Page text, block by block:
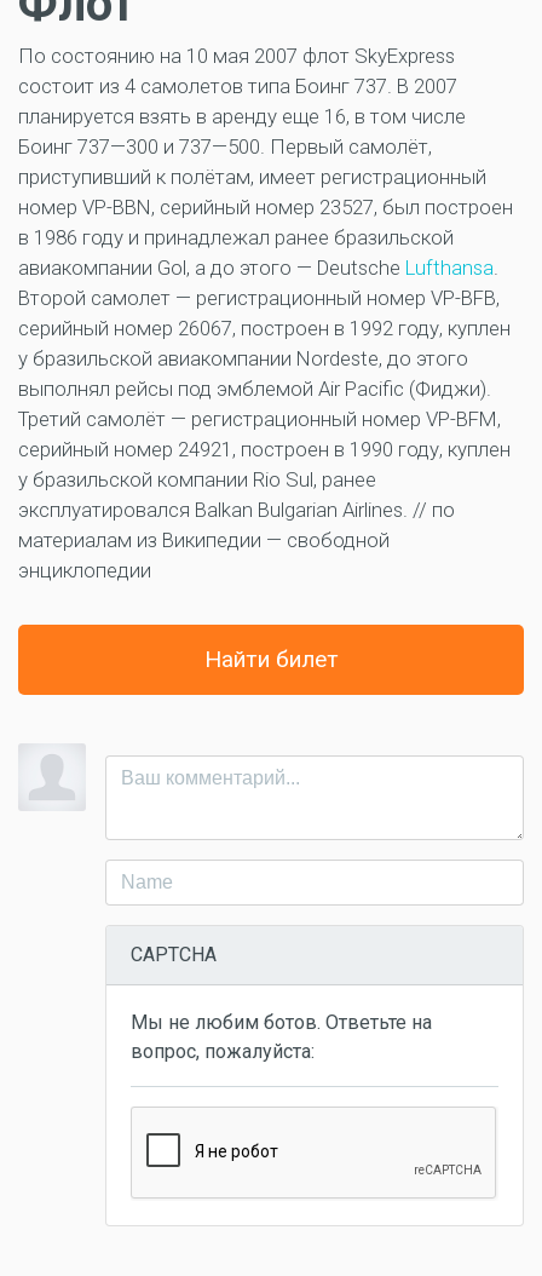
По состоянию на 10 мая 2007 флот SkyExpress
состоит из 4 самолетов типа Боинг 737. В 2007
планируется взять в аренду еще 16, в том числе
Боинг 737—300 и 737—500. Первый самолёт,
приступивший к полётам, имеет регистрационный
номер VP-BBN, серийный номер 23527, был построен
в 1986 году и принадлежал ранее бразильской
авиакомпании Gol, а до этого — Deutsche Lufthansa.
Второй самолет — регистрационный номер VP-BFB,
серийный номер 26067, построен в 1992 году, куплен
у бразильской авиакомпании Nordeste, до этого
выполнял рейсы под эмблемой Air Pacific (Фиджи).
Третий самолёт — регистрационный номер VP-BFM,
серийный номер 24921, построен в 1990 году, куплен
у бразильской компании Rio Sul, ранее
эксплуатировался Balkan Bulgarian Airlines. // по
материалам из Википедии — свободной
энциклопедии
Найти билет
CAPTCHA
Мы не любим ботов. Ответьте на
вопрос, пожалуйста: